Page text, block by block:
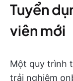
Tuyển
viên mới
Một quy trình
trải nghiệm